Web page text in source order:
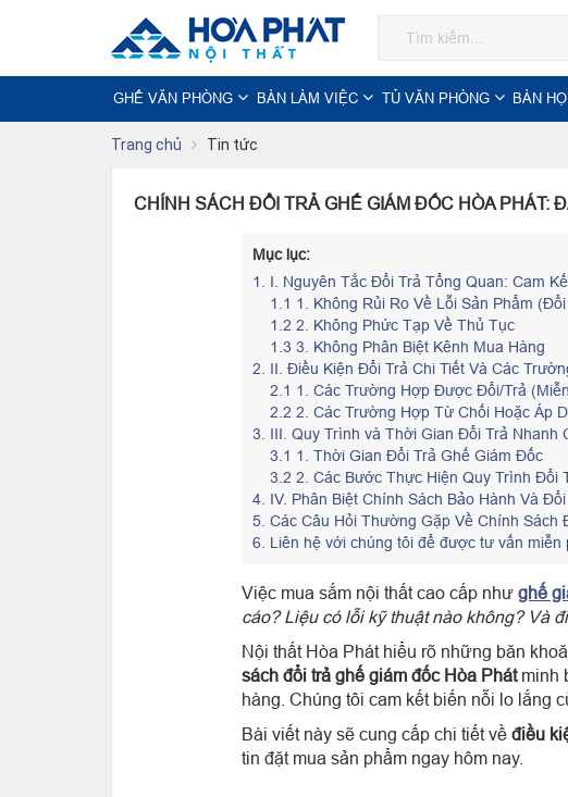
GHẾ VĂN PHÒNG BÀN LÀM VIỆC TỦ VĂN PHÒNG BÀN
Trang chủ Tin tức
CHÍNH SÁCH ĐỔI TRẢ GHẾ GIÁM ĐỐC HÒA PHÁT:
Mục lục:
1.
I. Nguyên Tắc Đổi Trả Tổng Quan: Cam
1.1 1. Không Rủi Ro Về Lỗi Sản Phẩm
1.2 2. Không Phức Tạp Về Thủ Tục
1.3 3. Không Phân Biệt Kênh Mua Hàng
2.
II. Điều Kiện Đổi Trả Chi Tiết Và Các
2.1 1. Các Trường Hợp Được Đổi/Trả
2.2 2. Các Trường Hợp Từ Chối Hoặc Áp
3.
III. Quy Trình và Thời Gian Đổi Trả Nhanh
3.1 1. Thời Gian Đổi Trả Ghế Giám Đốc
3.2 2. Các Bước Thực Hiện Quy Trình Đổi
4.
IV. Phân Biệt Chính Sách Bảo Hành Và Đổi
5. Các Câu Hỏi Thường Gặp Về Chính Sách
6.
Liên hệ với chúng tôi để được tư vấn miễn
Việc mua sắm nội thất cao cấp như ghế
cáo? Liệu có lỗi kỹ thuật nào không? Và
Nội thất Hòa Phát hiểu rõ những băn
sách đổi trả ghế giám đốc Hòa Phátminh
hàng. Chúng tôi cam kết biến nỗi lo lắng
Bài viết này sẽ cung cấp chi tiết về điều
tin đặt mua sản phẩm ngay hôm nay.